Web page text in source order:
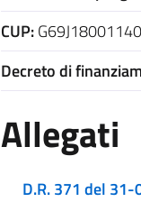
CUP:
Decreto di
Allegati
D.R. 371 del